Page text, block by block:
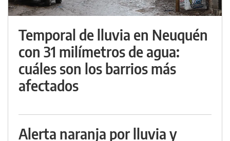
Temporal de lluvia en Neuquén
con 31 milímetros de agua:
cuáles son los barrios más
afectados
Alerta naranja por lluvia y